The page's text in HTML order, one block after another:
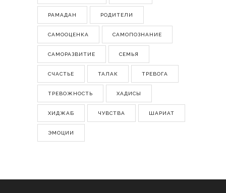
РАМАДАН РОДИТЕЛИ
САМООЦЕНКА САМОПОЗНАНИЕ
САМОРАЗВИТИЕ СЕМЬЯ
СЧАСТЬЕ ТАЛАК ТРЕВОГА
ТРЕВОЖНОСТЬ ХАДИСЫ
ХИДЖАБ ЧУВСТВА ШАРИАТ
ЭМОЦИИ